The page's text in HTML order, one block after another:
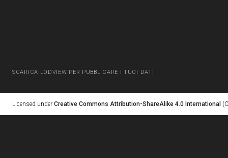
SCARICA LODVIEW PER PUBBLICARE I TUOI DATI
Licensed under Creative Commons Attribution-ShareAlike 4.0 International